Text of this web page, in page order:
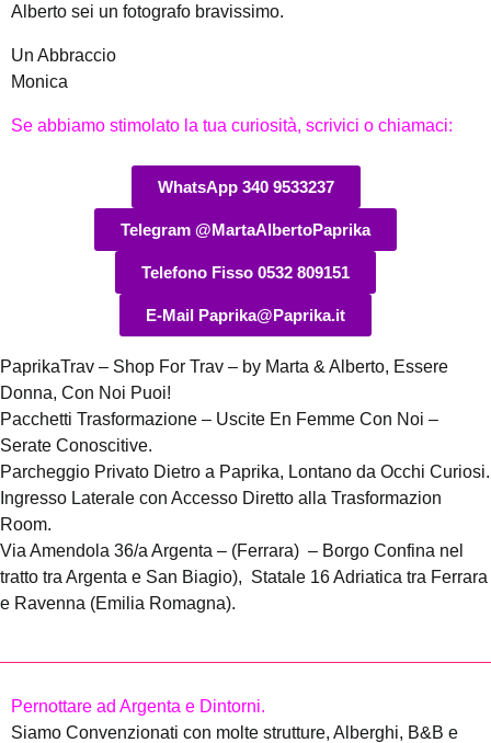
Alberto sei un fotografo bravissimo.
Un Abbraccio
Monica
Se abbiamo stimolato la tua curiosità, scrivici o chiamaci:
WhatsApp 340 9533237
Telegram @MartaAlbertoPaprika
Telefono Fisso 0532 809151
E-Mail Paprika@Paprika.it
PaprikaTrav – Shop For Trav – by Marta & Alberto, Essere
Donna, Con Noi Puoi!
Pacchetti Trasformazione – Uscite En Femme Con Noi –
Serate Conoscitive.
Parcheggio Privato Dietro a Paprika, Lontano da Occhi Curiosi.
Ingresso Laterale con Accesso Diretto alla Trasformazion
Room.
Via Amendola 36/a Argenta – (Ferrara) – Borgo Confina nel
tratto tra Argenta e San Biagio), Statale 16 Adriatica tra Ferrara
e Ravenna (Emilia Romagna).
Pernottare ad Argenta e Dintorni.
Siamo Convenzionati con molte strutture, Alberghi, B&B e